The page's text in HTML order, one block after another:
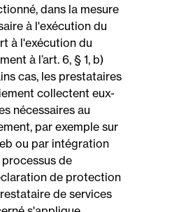
dans la mesure
à l'exécution du
à l'exécution du
à l’art. 6, § 1, b)
cas, les prestataires
collectent eux-
nécessaires au
par exemple sur
ou par intégration
de
de protection
de services